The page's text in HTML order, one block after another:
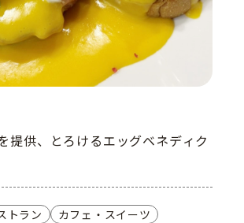
提供、とろけるエッグベネディク
トラン カフェ・スイーツ